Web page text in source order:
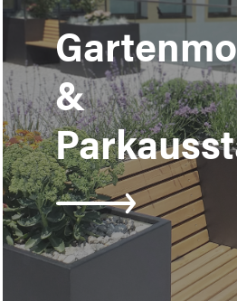
&
more